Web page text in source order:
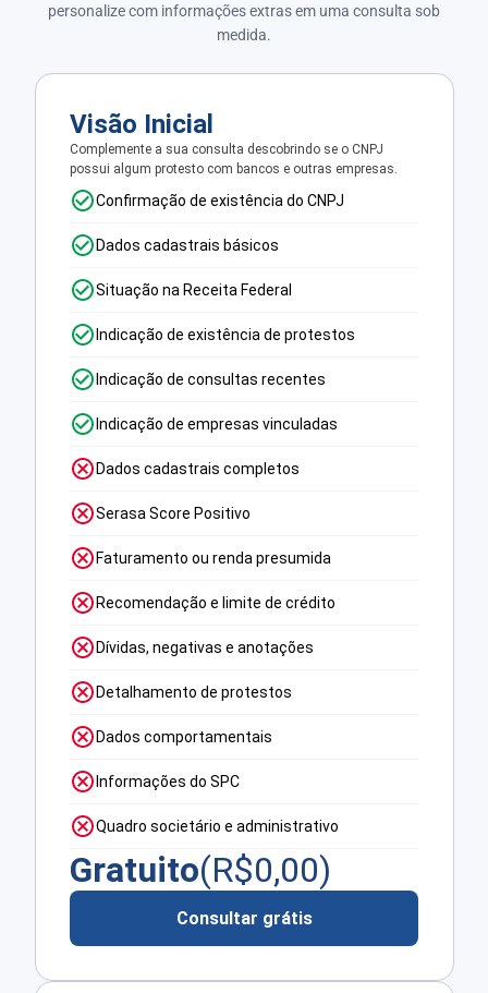
personalize com informações extras em uma consulta sob
medida.
Visão Inicial
Complemente a sua consulta descobrindo se o CNPJ
possui algum protesto com bancos e outras empresas.
Confirmação de existência do CNPJ
Dados cadastrais básicos
Situação na Receita Federal
Indicação de existência de protestos
Indicação de consultas recentes
Indicação de empresas vinculadas
Dados cadastrais completos
Serasa Score Positivo
Faturamento ou renda presumida
Recomendação e limite de crédito
Dívidas, negativas e anotações
Detalhamento de protestos
Dados comportamentais
Informações do SPC
Quadro societário e administrativo
Gratuito(R$0,00)
Consultar grátis